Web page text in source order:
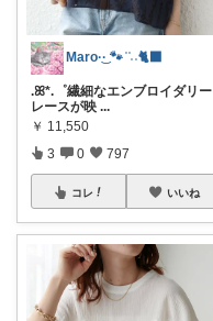
Maro·͜· 🐾 ͗ ͗˒˒🐈‍⬛
.ꕤ*.゜繊細なエンブロイダリー
レースが映 ...
￥ 11,550
3 0 797
コレ いいね